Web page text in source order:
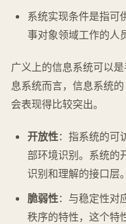
系统实现条件是指可
事对象领域工作的人
广义上的信息系统可以
息系统而言，信息系统的
会表现得比较突出。
开放性：指系统的可
部环境识别。系统的
识别和理解的接口层。
脆弱性：与稳定性对
秩序的特性，这个特